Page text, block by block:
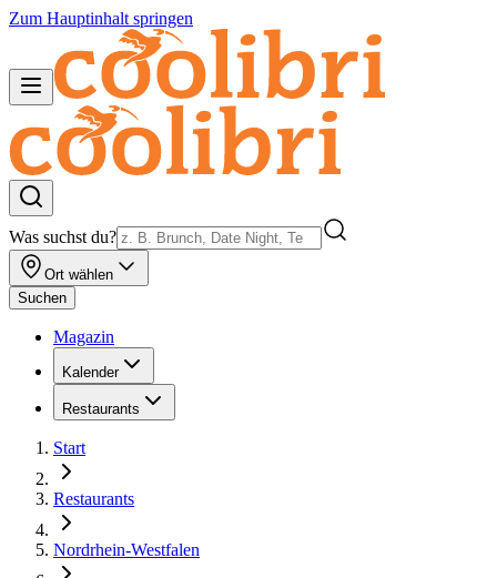
Zum Hauptinhalt springen
Was suchst du?
Ort wählen
Suchen
Magazin
Kalender
Restaurants
Start
Restaurants
Nordrhein-Westfalen